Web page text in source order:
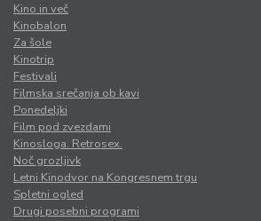
Kino in več
Kinobalon
Za šole
Kinotrip
Festivali
Filmska srečanja ob kavi
Ponedeljki
Film pod zvezdami
Kinosloga. Retrosex.
Noč grozljivk
Letni Kinodvor na Kongresnem trgu
Spletni ogled
Drugi posebni programi